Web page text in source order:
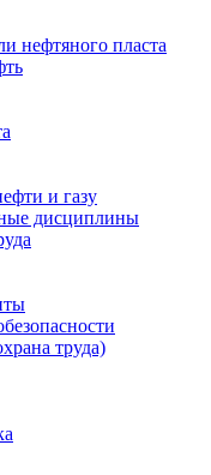
нефтяного пласта
и газу
дисциплины
труда)